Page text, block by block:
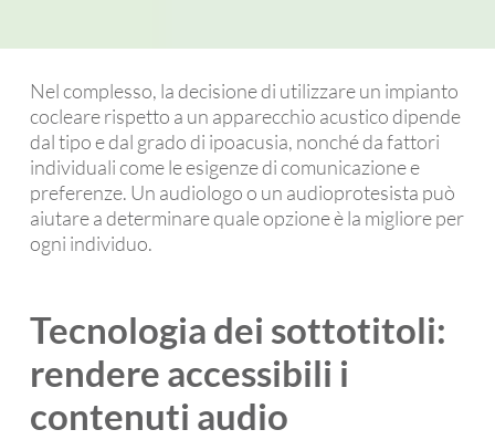
Nel complesso, la decisione di utilizzare un impianto
cocleare rispetto a un apparecchio acustico dipende
dal tipo e dal grado di ipoacusia, nonché da fattori
individuali come le esigenze di comunicazione e
preferenze. Un audiologo o un audioprotesista può
aiutare a determinare quale opzione è la migliore per
ogni individuo.
Tecnologia dei sottotitoli:
rendere accessibili i
contenuti audio